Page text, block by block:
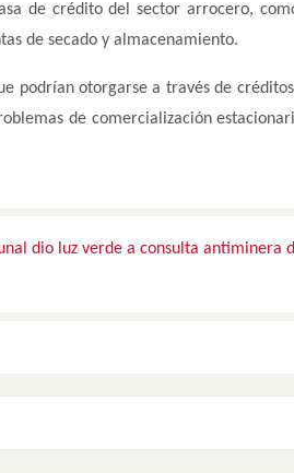
de crédito del sector arrocero,
de secado y almacenamiento.
podrían otorgarse a través de
de comercialización
dio luz verde a consulta antiminera